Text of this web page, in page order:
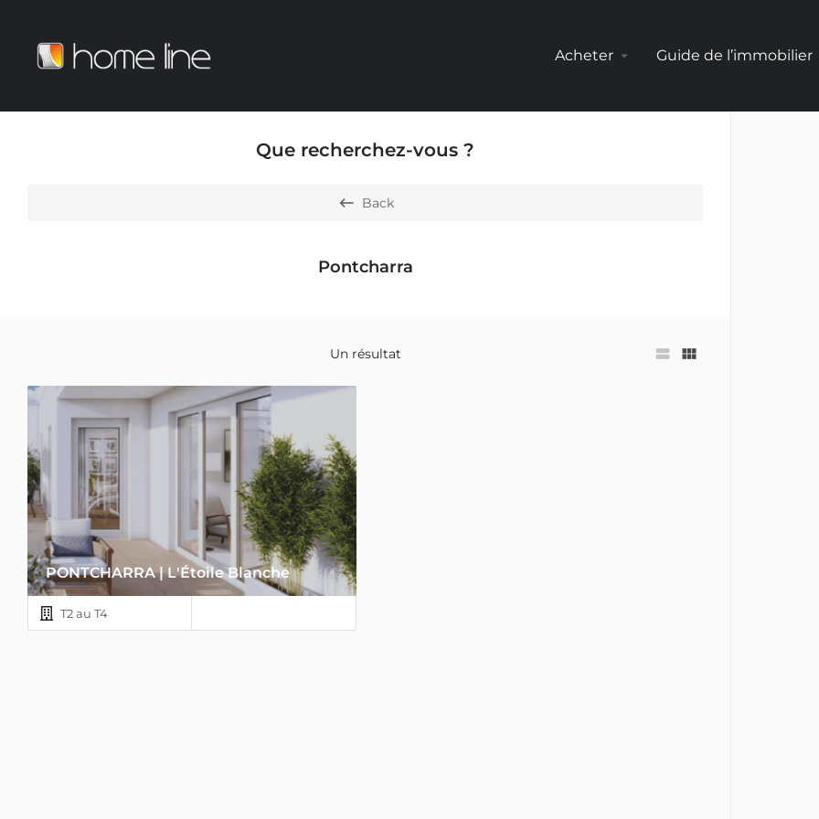
Acheter arrow_drop_down Guide de l’immobilier
Que recherchez-vous ?
Back
Pontcharra
Un résultat view_stream view_module
PONTCHARRA | L'Étoile Blanche
T2 au T4